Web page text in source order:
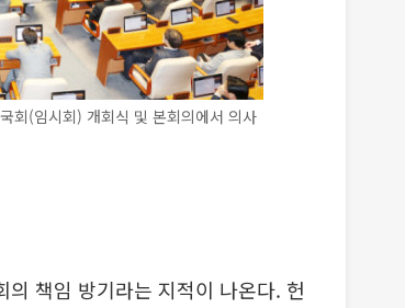
회(임시회) 개회식 및 본회의에서 의사
책임 방기라는 지적이 나온다. 헌